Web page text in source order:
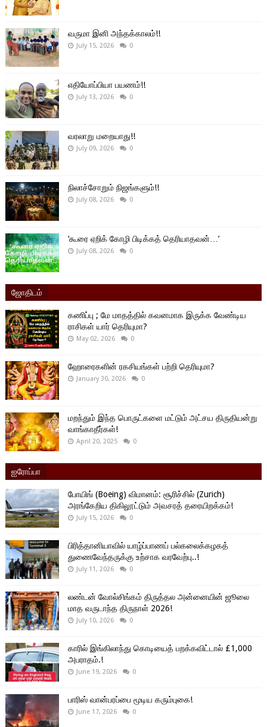
வருமா இனி அந்தக்காலம்!!
July 15, 2026 0
எதியோப்பியா பயணம்!!
July 13, 2026 0
வரலாறு மறையாது!!
July 09, 2026 0
நிலாச்சோறும் நிஜங்களும்!!
July 08, 2026 0
‘கூரை ஏறிக் கோழி பிடிக்கத் தெரியாதவன்…’
July 08, 2026 0
ஜோதிடம்
கணிப்பு ; மே மாதத்தில் கவனமாக இருக்க வேண்டிய
ராசிகள் யார் தெரியுமா?
May 02, 2026 0
ஹோரைகளின் ரகசியங்கள் பற்றி தெரியுமா?
January 30, 2026 0
மறந்தும் இந்த பொருட்களை மட்டும் அட்சய திருதியன்று
வாங்காதீர்கள்!
April 20, 2025 0
ஐரோப்பா
போயிங் (Boeing) விமானம்: சூரிச்சில் (Zurich)
அரங்கேறிய திகிலூட்டும் அவசரத் தரையிறக்கம்!
July 15, 2026 0
பிரித்தானியாவில் யாழ்ப்பாணப் பல்கலைக்கழகத்
துணைவேந்தருக்கு உற்சாக வரவேற்பு..!
July 11, 2026 0
லண்டன் வோல்சிங்கம் திருத்தல அன்னையின் ஜூலை
மாத வருடாந்த திருநாள் 2026!
July 10, 2026 0
காரில் இங்கிலாந்து கொடியைத் பறக்கவிட்டால் £1,000
அபராதம்.!
June 19, 2026 0
பாரிஸ் வான்பரப்பை மூடிய கரும்புகை!
June 17, 2026 0